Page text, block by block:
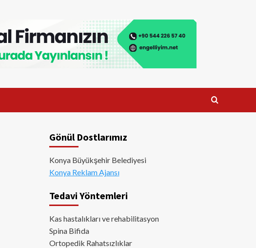
Gönül Dostlarımız
Konya Büyükşehir Belediyesi
Konya Reklam Ajansı
Tedavi Yöntemleri
Kas hastalıkları ve rehabilitasyon
Spina Bifida
Ortopedik Rahatsızlıklar